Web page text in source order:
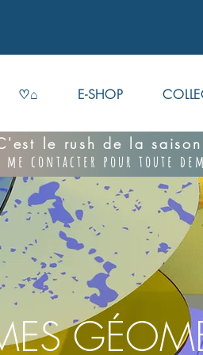
♡⌂ E-SHOP
le rush de la
contacter pour toute